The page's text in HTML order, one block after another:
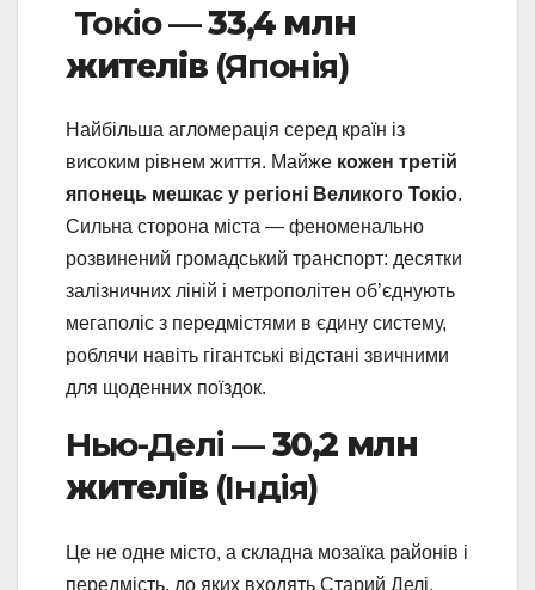
Токіо —33,4 млн
жителів(Японія)
Найбільша агломерація серед країн із
високим рівнем життя. Майже кожен третій
японець мешкає у регіоні Великого Токіо.
Сильна сторона міста — феноменально
розвинений громадський транспорт: десятки
залізничних ліній і метрополітен об’єднують
мегаполіс з передмістями в єдину систему,
роблячи навіть гігантські відстані звичними
для щоденних поїздок.
Нью-Делі —30,2 млн
жителів(Індія)
Це не одне місто, а складна мозаїка районів і
передмість, до яких входять Старий Делі,